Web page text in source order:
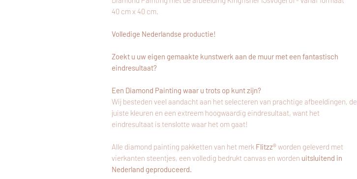
40 cm x 40 cm.
Volledige Nederlandse productie!
Zoekt u uw eigen gemaakte kunstwerk aan de muur met een fantastisch
eindresultaat?
Een Diamond Painting waar u trots op kunt zijn?
Wij besteden veel aandacht aan het selecteren van prachtige afbeeldingen, de
juiste kleuren en een extreem hoogwaardig eindresultaat, want het
eindresultaat is tenslotte waar het om gaat!
Alle diamond painting pakketten van het merk Flitzz®worden geleverd met
vierkanten steentjes, een volledig bedrukt canvas en worden uitsluitend in
Nederland geproduceerd.